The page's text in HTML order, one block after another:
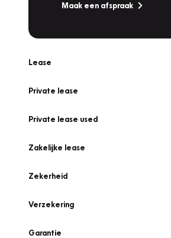
Maak een afspraak
Lease
Private lease
Private lease used
Zakelijke lease
Zekerheid
Verzekering
Garantie